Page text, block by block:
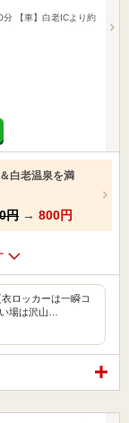
分 【車】白老ICより約
白老温泉を満
円 → 800円
ロッカーは一瞬コ
場は沢山…